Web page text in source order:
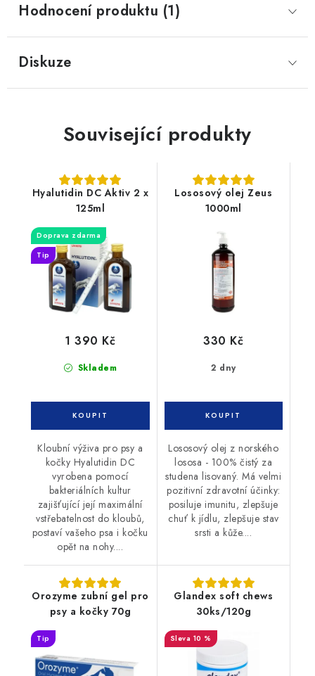
Hodnocení produktu (1)
Diskuze
Související produkty
Hyalutidin DC Aktiv 2 x
125ml
Doprava zdarma
Tip
Skladem
1 390 Kč
Kloubní výživa pro psy a
kočky Hyalutidin DC
vyrobena pomocí
bakteriálních kultur
zajišťující její maximální
vstřebatelnost do kloubů,
postaví vašeho psa i kočku
opět na nohy....
Lososový olej Zeus
1000ml
2 dny
330 Kč
Lososový olej z norského
lososa - 100% čistý za
studena lisovaný. Má velmi
pozitivní zdravotní účinky:
posiluje imunitu, zlepšuje
chuť k jídlu, zlepšuje stav
srsti a kůže....
Orozyme zubní gel pro
psy a kočky 70g
Tip
Glandex soft chews
30ks/120g
10 %